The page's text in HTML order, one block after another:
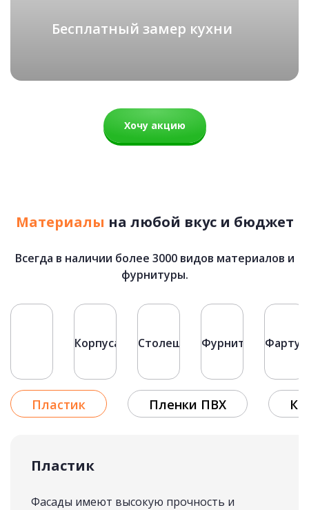
Вермонт
71 500 руб.
Рассчитать стоимость
КУХНИ ЛОФТ
Рассчитать стоимость
Бесплатный замер кухни
Хочу акцию
Материалы на любой вкус и бюджет
Всегда в наличии более 3000 видов материалов и
фурнитуры.
Корпуса СтолешницыФурнитура
Пластик Пленки ПВХ
Пластик
Фасады имеют высокую прочность и